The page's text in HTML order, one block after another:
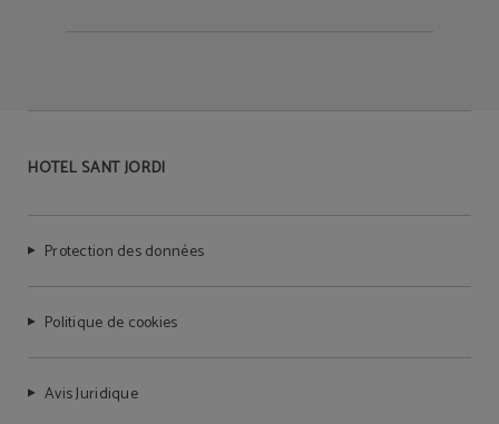
HOTEL SANT JORDI
Protection des données
Politique de cookies
Avis Juridique